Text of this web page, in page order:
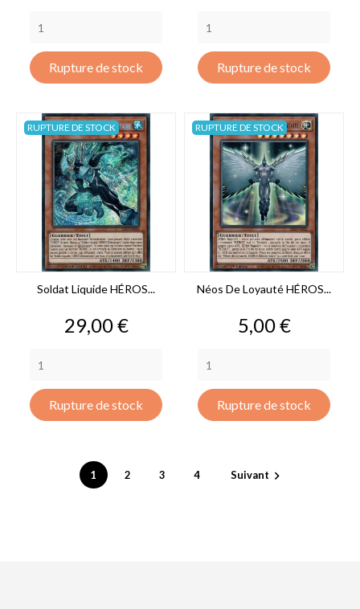
Rupture de stock Rupture de stock
Soldat Liquide HÉROS...
Prix
29,00 €
Rupture de stock
RUPTURE DE STOCK
Néos De Loyauté HÉROS...
Prix
5,00 €
Rupture de stock
RUPTURE DE STOCK
1 2 3 4 Suivant 